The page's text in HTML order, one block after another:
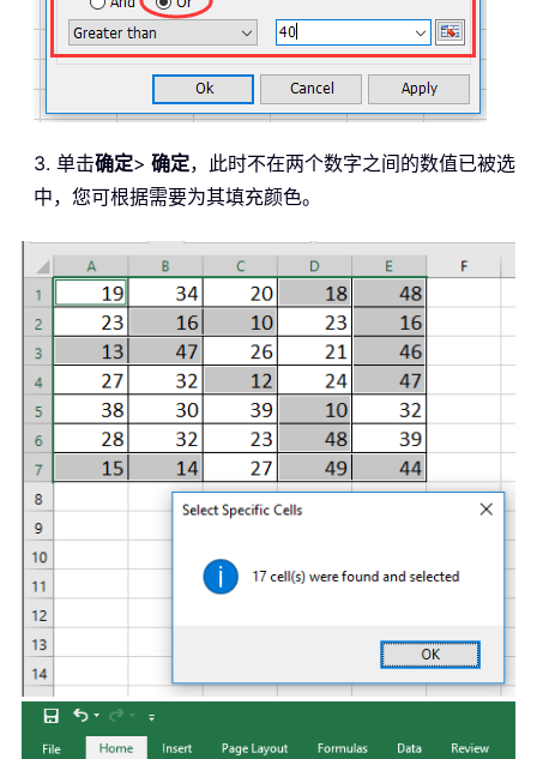
3. 单击确定> 确定，此时不在两个数字之间的数值已被选
中，您可根据需要为其填充颜色。